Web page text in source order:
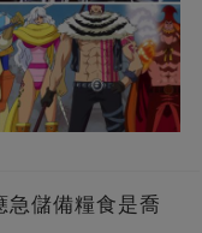
急儲備糧食是喬